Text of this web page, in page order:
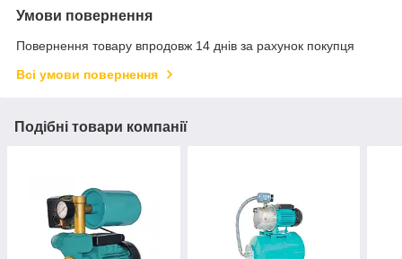
Умови повернення
Повернення товару впродовж 14 днів за рахунок покупця
Всі умови повернення
Подібні товари компанії